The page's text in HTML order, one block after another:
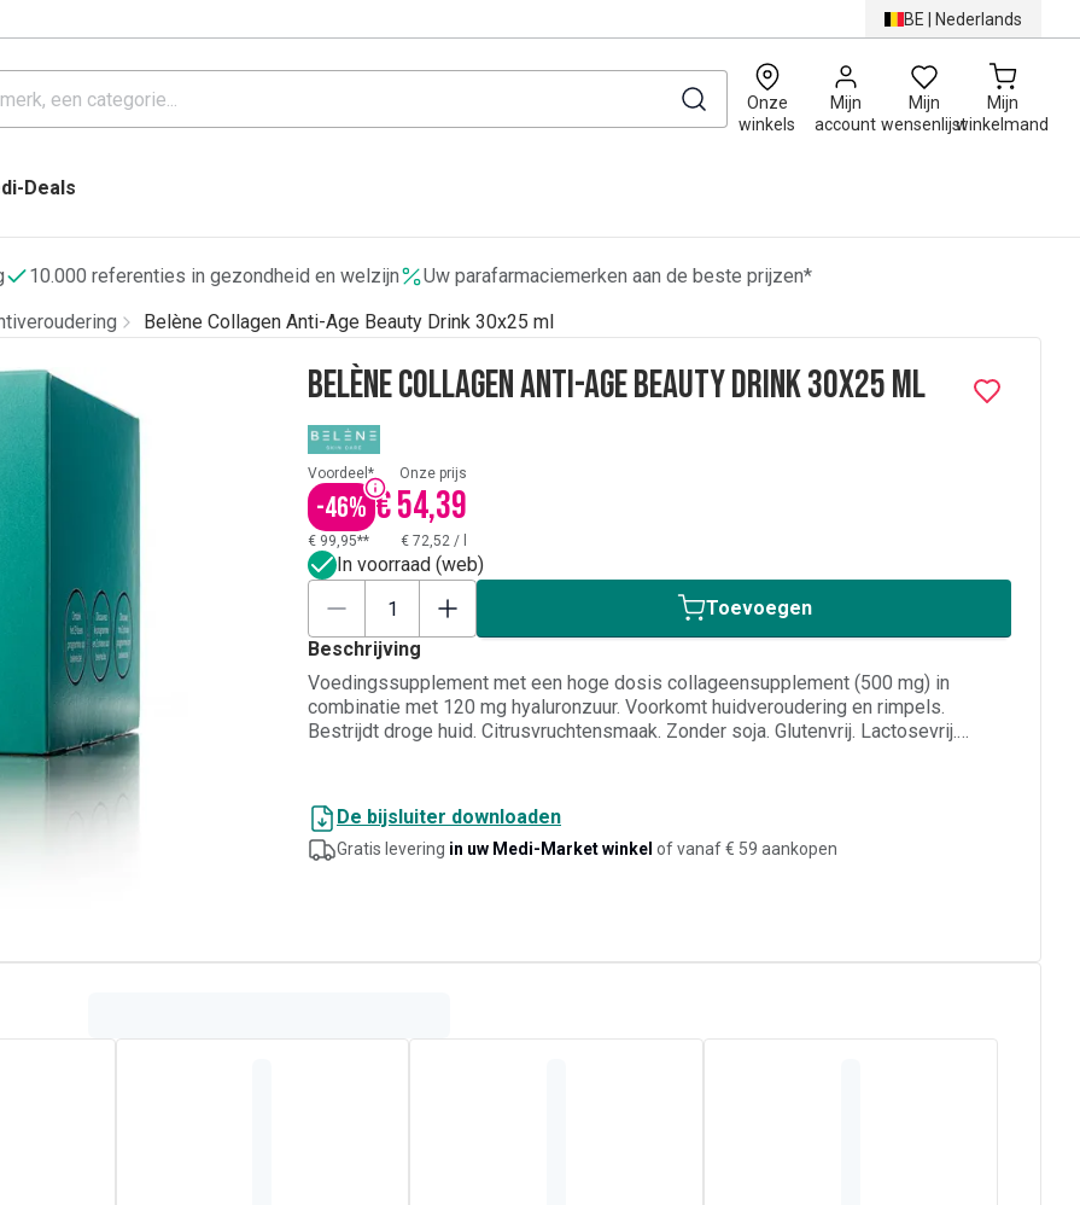
BE | Nederlands
Onze
winkels
Mijn
account
Mijn
wensenlijst
Mijn
winkelmand
0
Deals
10.000 referenties in gezondheid en welzijn
Uw parafarmaciemerken aan de beste prijzen*
Belène Collagen Anti-Age Beauty Drink 30x25 ml
Belène Collagen Anti-Age Beauty Drink 30x25 ml
Voordeel*
-46%
Onze prijs
€ 54,39
€ 99,95** € 72,52 /
In voorraad (web)
Toevoegen
Beschrijving
Voedingssupplement met een hoge dosis collageensupplement (500 mg) in
combinatie met 120 mg hyaluronzuur. Voorkomt huidveroudering en rimpels.
Bestrijdt droge huid. Citrusvruchtensmaak. Zonder soja. Glutenvrij. Lactosevrij.
De bijsluiter downloaden
Gratis levering in uw Medi-Market winkel of vanaf € 59 aankopen